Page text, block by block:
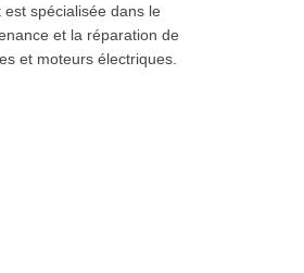
spécialisée dans le
et la réparation de
et moteurs électriques.